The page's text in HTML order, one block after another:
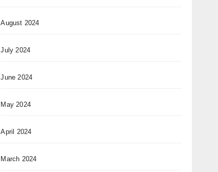
August 2024
July 2024
June 2024
May 2024
April 2024
March 2024